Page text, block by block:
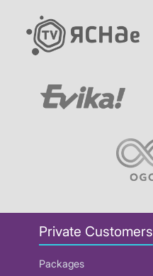
Private Customers
Packages